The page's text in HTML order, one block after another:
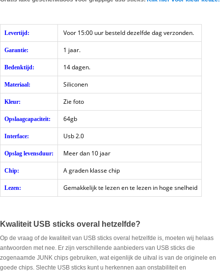
Levertijd: Voor 15:00 uur besteld dezelfde dag verzonden.
Garantie: 1 jaar.
Bedenktijd: 14 dagen.
Materiaal: Siliconen
Kleur: Zie foto
Opslaagcapaciteit: 64gb
Interface: Usb 2.0
Opslag levensduur: Meer dan 10 jaar
Chip: A graden klasse chip
Lezen: Gemakkelijk te lezen en te lezen in hoge snelheid
Kwaliteit USB sticks overal hetzelfde?
Op de vraag of de kwaliteit van USB sticks overal hetzelfde is, moeten wij helaas
antwoorden met nee. Er zijn verschillende aanbieders van USB sticks die
zogenaamde JUNK chips gebruiken, wat eigenlijk de uitval is van de originele en
goede chips. Slechte USB sticks kunt u herkennen aan onstabiliteit en